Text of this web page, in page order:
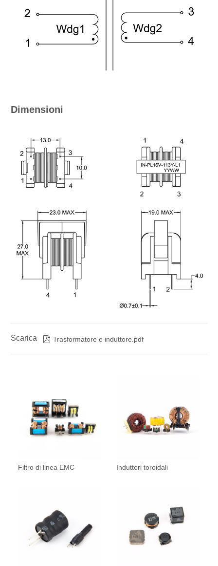
Dimensioni
Scarica  Trasformatore e induttore.pdf
Filtro di linea EMC Induttori toroidali